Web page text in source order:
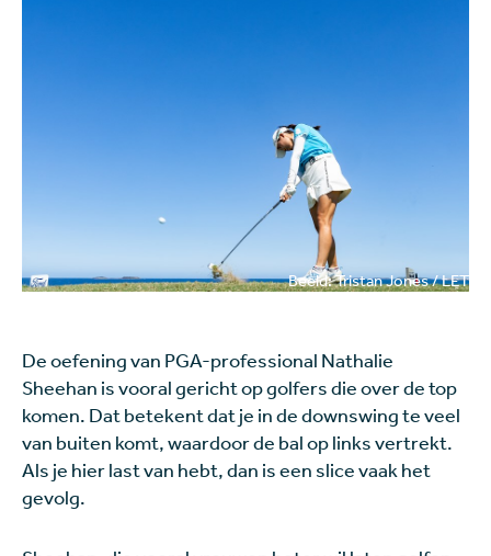
Beeld: Tristan Jones / LET
De oefening van PGA-professional Nathalie
Sheehan is vooral gericht op golfers die over de top
komen. Dat betekent dat je in de downswing te veel
van buiten komt, waardoor de bal op links vertrekt.
Als je hier last van hebt, dan is een slice vaak het
gevolg.